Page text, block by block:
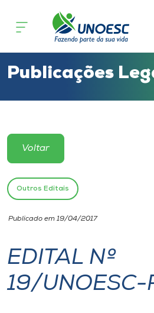
Cursos
Atendimento ao Estudante
Portal de Ensino
Unoesc
Internacionalização
I.nova
Publicações
Voltar
Outros Editais
Publicado em 19/04/2017
EDITAL Nº
19/